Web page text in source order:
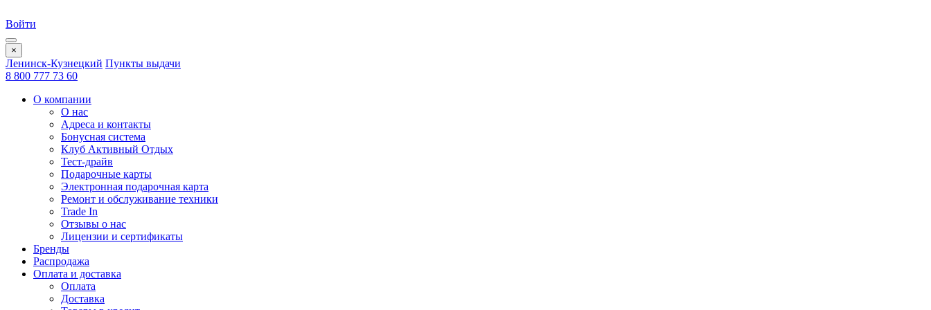
Войти
×
Ленинск-Кузнецкий Пункты выдачи
8 800 777 73 60
О компании
О нас
Адреса и контакты
Бонусная система
Клуб Активный Отдых
Тест-драйв
Подарочные карты
Электронная подарочная карта
Ремонт и обслуживание техники
Trade In
Отзывы о нас
Лицензии и сертификаты
Бренды
Распродажа
Оплата и доставка
Оплата
Доставка